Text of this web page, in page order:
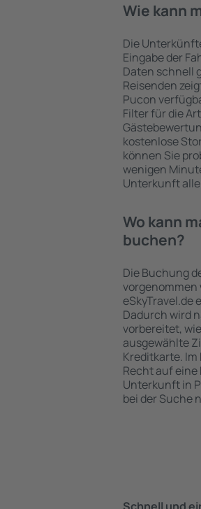
Wie kann
Die
Eingabe der
Daten schnell
Reisenden
Pucon
Filter für die
kostenlose
können Sie
wenigen
Unterkunft
Wo kann
buchen?
Die Buchung
vorgenommen
eSkyTravel.de
Dadurch wird
vorbereitet,
ausgewählte
Kreditkarte. Im
Recht auf
Unterkunft in
bei der Suche